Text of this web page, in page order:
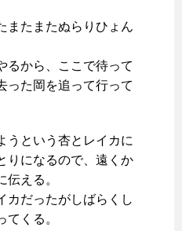
またまたぬらりひょん
るから、ここで待って
った岡を追って行って
うという杏とレイカに
りになるので、遠くか
伝える。
カだったがしばらくし
くる。